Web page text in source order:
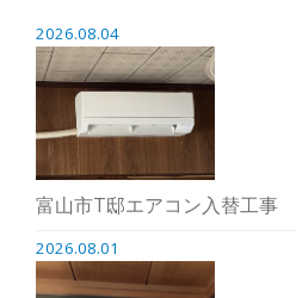
2026.08.04
富山市T邸エアコン入替工事
2026.08.01